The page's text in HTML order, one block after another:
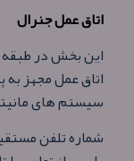
اتاق عمل جنرال
اتاق عمل مجهز
سیستم های